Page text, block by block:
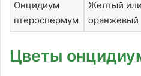
Онцидиум
птероспермум
Желтый или
оранжевый
Цветы